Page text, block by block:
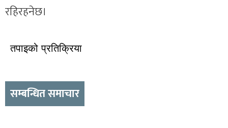
रहिरहनेछ।
तपाइको प्रतिक्रिया
सम्बन्धित समाचार